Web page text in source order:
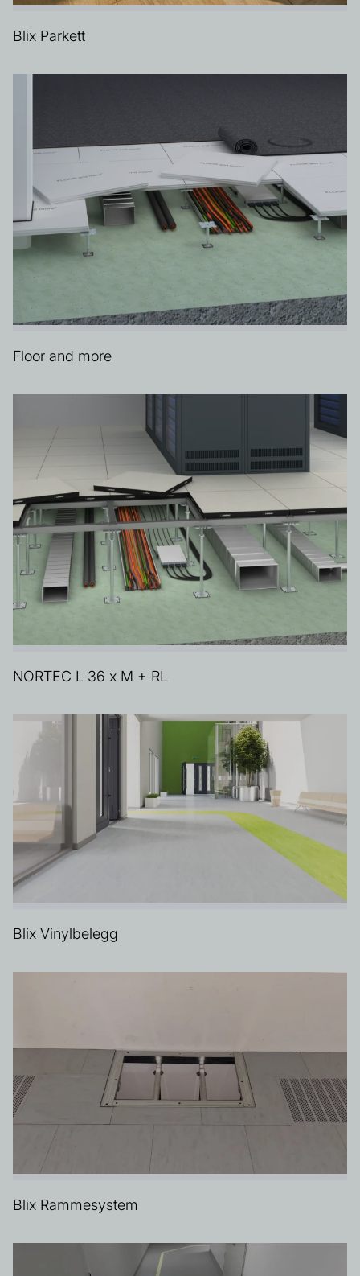
Blix Parkett
Floor and more
NORTEC L 36 x M + RL
Blix Vinylbelegg
Blix Rammesystem